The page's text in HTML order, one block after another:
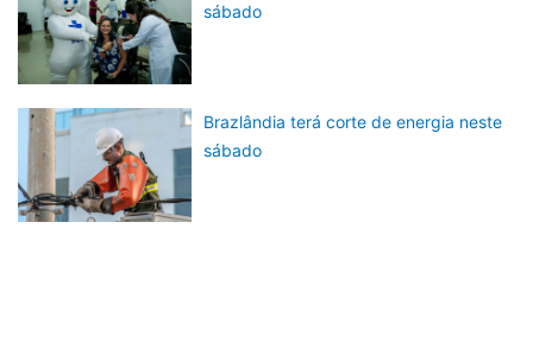
sábado
Brazlândia terá corte de energia neste
sábado